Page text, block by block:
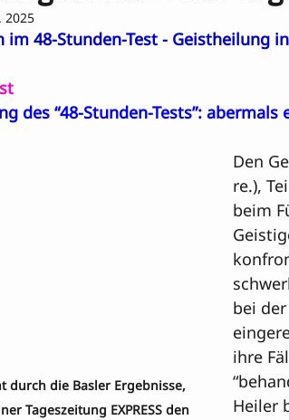
2025
im 48-Stunden-Test - Geistheilung
des “48-Stunden-Tests”: abermals
durch die Basler Ergebnisse,
Tageszeitung EXPRESS den
Den
re.),
beim
bei
ihre
Heiler